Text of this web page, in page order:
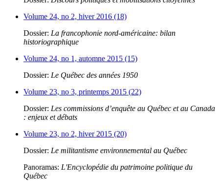
Volume 24, no 2, hiver 2016 (18)
Dossier: La francophonie nord-américaine: bilan
historiographique
Volume 24, no 1, automne 2015 (15)
Dossier: Le Québec des années 1950
Volume 23, no 3, printemps 2015 (22)
Dossier: Les commissions d’enquête au Québec et au Canada
: enjeux et débats
Volume 23, no 2, hiver 2015 (20)
Dossier: Le militantisme environnemental au Québec
Panoramas: L'Encyclopédie du patrimoine politique du
Québec